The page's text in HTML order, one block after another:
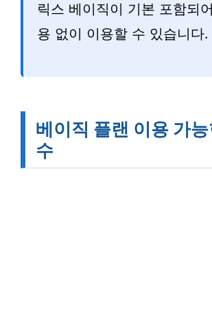
릭스 베이직이 기본 포함되
용 없이 이용할 수 있습니다.
베이직 플랜 이용 가
수